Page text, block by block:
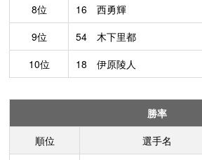
8位
16 西勇輝
9位
54 木下里都
10位
18 伊原陵人
勝率
順位
選手名